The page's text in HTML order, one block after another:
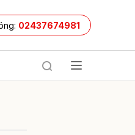
02437674981